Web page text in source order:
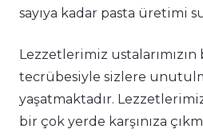
sayıya kadar pasta üretimi
Lezzetlerimiz ustalarımızın
tecrübesiyle sizlere
yaşatmaktadır.
bir çok yerde karşınıza